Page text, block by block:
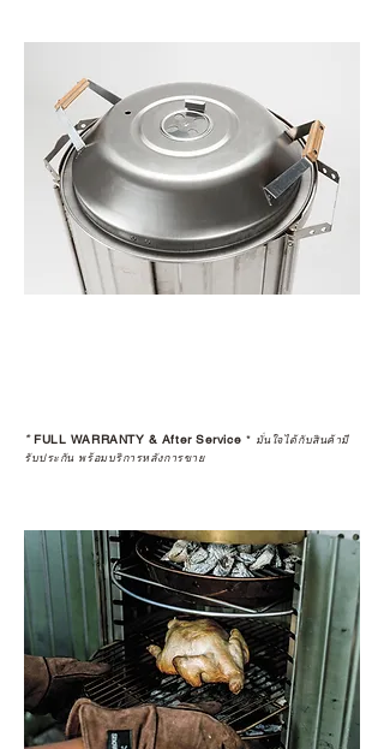
เพื่อให้คุณได้รับทั้งสินค้า และ
ประสบการณ์ที่สมบูรณ์แบบในระยะ
ยาว
อ่านต่อเรื่องการรับประกันสินค้าได้
ตรงนี้
>>
https://www.campstudio.co.th/
warranty
*FULL WARRANTY & After Service * มั่นใจได้กับสินค้ามี
รับประกัน พร้อมบริการหลังการขาย